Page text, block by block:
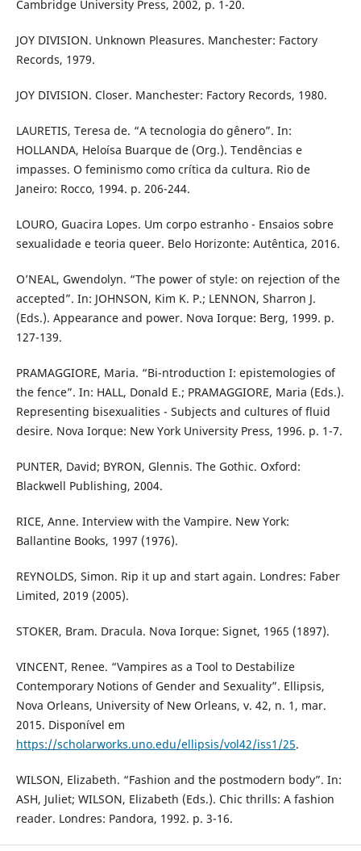
Cambridge University Press, 2002, p. 1-20.
JOY DIVISION. Unknown Pleasures. Manchester: Factory
Records, 1979.
JOY DIVISION. Closer. Manchester: Factory Records, 1980.
LAURETIS, Teresa de. “A tecnologia do gênero”. In:
HOLLANDA, Heloísa Buarque de (Org.). Tendências e
impasses. O feminismo como crítica da cultura. Rio de
Janeiro: Rocco, 1994. p. 206-244.
LOURO, Guacira Lopes. Um corpo estranho - Ensaios sobre
sexualidade e teoria queer. Belo Horizonte: Autêntica, 2016.
O’NEAL, Gwendolyn. “The power of style: on rejection of the
accepted”. In: JOHNSON, Kim K. P.; LENNON, Sharron J.
(Eds.). Appearance and power. Nova Iorque: Berg, 1999. p.
127-139.
PRAMAGGIORE, Maria. “Bi-ntroduction I: epistemologies of
the fence”. In: HALL, Donald E.; PRAMAGGIORE, Maria (Eds.).
Representing bisexualities - Subjects and cultures of fluid
desire. Nova Iorque: New York University Press, 1996. p. 1-7.
PUNTER, David; BYRON, Glennis. The Gothic. Oxford:
Blackwell Publishing, 2004.
RICE, Anne. Interview with the Vampire. New York:
Ballantine Books, 1997 (1976).
REYNOLDS, Simon. Rip it up and start again. Londres: Faber
Limited, 2019 (2005).
STOKER, Bram. Dracula. Nova Iorque: Signet, 1965 (1897).
VINCENT, Renee. “Vampires as a Tool to Destabilize
Contemporary Notions of Gender and Sexuality”. Ellipsis,
Nova Orleans, University of New Orleans, v. 42, n. 1, mar.
2015. Disponível em
https://scholarworks.uno.edu/ellipsis/vol42/iss1/25.
WILSON, Elizabeth. “Fashion and the postmodern body”. In:
ASH, Juliet; WILSON, Elizabeth (Eds.). Chic thrills: A fashion
reader. Londres: Pandora, 1992. p. 3-16.